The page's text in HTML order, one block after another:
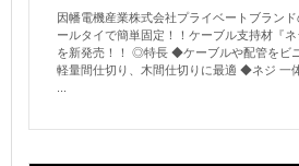
因幡電機産業株式会社プライベートブラン
ールタイで簡単固定！！ケーブル支持材『ネ
を新発売！！ ◎特長 ◆ケーブルや配管をビ
軽量間仕切り、木間仕切りに最適 ◆ネジ 一